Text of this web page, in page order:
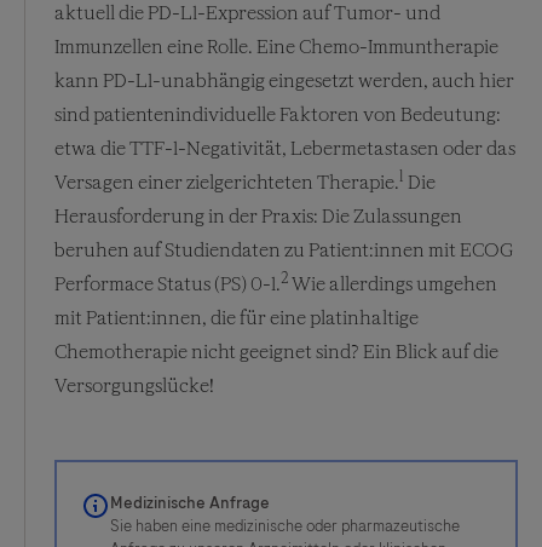
aktuell die PD-L1-Expression auf Tumor- und
Immunzellen eine Rolle. Eine Chemo-Immuntherapie
kann PD-L1-unabhängig eingesetzt werden, auch hier
sind patientenindividuelle Faktoren von Bedeutung:
etwa die TTF-1-Negativität, Lebermetastasen oder das
Versagen einer zielgerichteten Therapie.1 Die
Herausforderung in der Praxis: Die Zulassungen
beruhen auf Studiendaten zu Patient:innen mit ECOG
Performace Status (PS) 0-1.2Wie allerdings umgehen
mit Patient:innen, die für eine platinhaltige
Chemotherapie nicht geeignet sind? Ein Blick auf die
Versorgungslücke!
Medizinische Anfrage
Sie haben eine medizinische oder pharmazeutische